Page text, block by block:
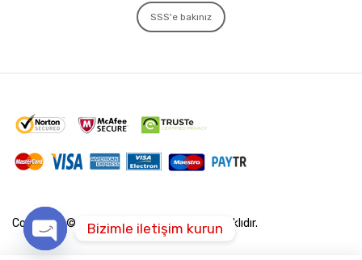
SSS'e bakınız
Copyright © 2022İxir SoftTüm Hakları Saklıdır.
Bizimle iletişim kurun